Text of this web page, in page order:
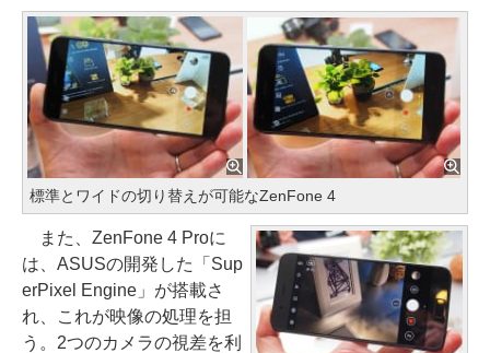
標準とワイドの切り替えが可能なZenFone 4
また、ZenFone 4 Proに
は、ASUSの開発した「Sup
erPixel Engine」が搭載さ
れ、これが映像の処理を担
う。2つのカメラの視差を利